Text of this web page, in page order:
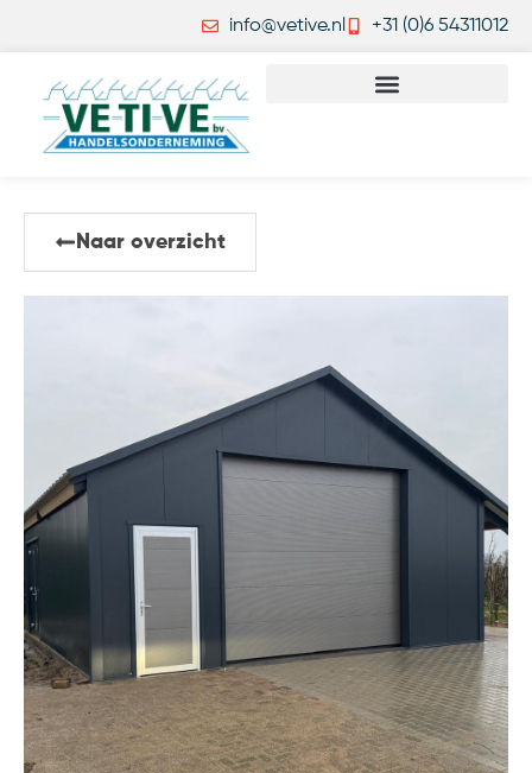
info@vetive.nl +31 (0)6 54311012
Naar overzicht